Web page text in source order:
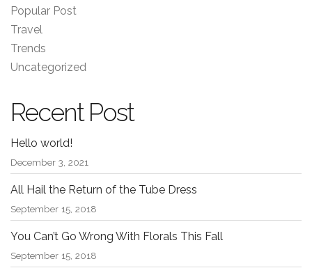
Popular Post
Travel
Trends
Uncategorized
Recent Post
Hello world!
December 3, 2021
All Hail the Return of the Tube Dress
September 15, 2018
You Can’t Go Wrong With Florals This Fall
September 15, 2018